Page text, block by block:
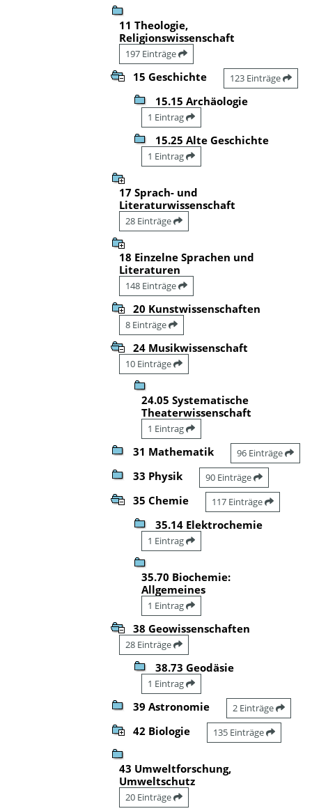
11 Theologie,
Religionswissenschaft
197 Einträge
15 Geschichte 123 Einträge
15.15 Archäologie
1 Eintrag
15.25 Alte Geschichte
1 Eintrag
17 Sprach- und
Literaturwissenschaft
28 Einträge
18 Einzelne Sprachen und
Literaturen
148 Einträge
20 Kunstwissenschaften
8 Einträge
24 Musikwissenschaft
10 Einträge
24.05 Systematische
Theaterwissenschaft
1 Eintrag
31 Mathematik 96 Einträge
33 Physik 90 Einträge
35 Chemie 117 Einträge
35.14 Elektrochemie
1 Eintrag
35.70 Biochemie:
Allgemeines
1 Eintrag
38 Geowissenschaften
28 Einträge
38.73 Geodäsie
1 Eintrag
39 Astronomie 2 Einträge
42 Biologie 135 Einträge
43 Umweltforschung,
Umweltschutz
20 Einträge